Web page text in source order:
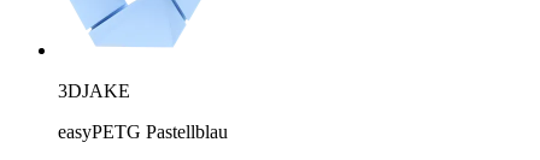
3DJAKE
easyPETG Pastellblau